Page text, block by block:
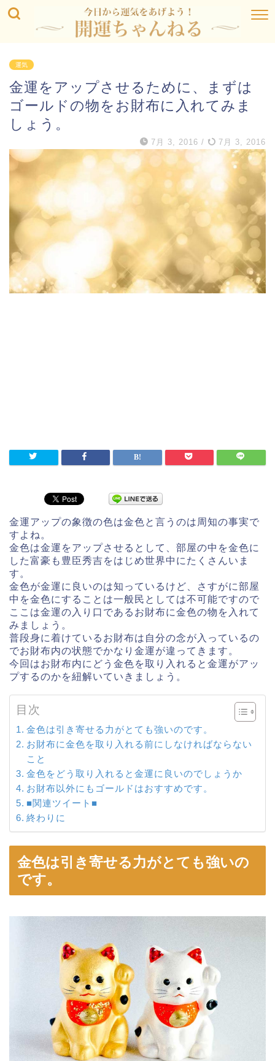
運気
金運をアップさせるために、まずは
ゴールドの物をお財布に入れてみま
しょう。
7月 3, 2016 / 7月 3, 2016
金運アップの象徴の色は金色と言うのは周知の事実で
すよね。
金色は金運をアップさせるとして、部屋の中を金色に
した富豪も豊臣秀吉をはじめ世界中にたくさんいま
す。
金色が金運に良いのは知っているけど、さすがに部屋
中を金色にすることは一般民としては不可能ですので
ここは金運の入り口であるお財布に金色の物を入れて
みましょう。
普段身に着けているお財布は自分の念が入っているの
でお財布内の状態でかなり金運が違ってきます。
今回はお財布内にどう金色を取り入れると金運がアッ
プするのかを紐解いていきましょう。
目次
金色は引き寄せる力がとても強いのです。
お財布に金色を取り入れる前にしなければならない
こと
金色をどう取り入れると金運に良いのでしょうか
お財布以外にもゴールドはおすすめです。
■関連ツイート■
終わりに
金色は引き寄せる力がとても強いの
です。